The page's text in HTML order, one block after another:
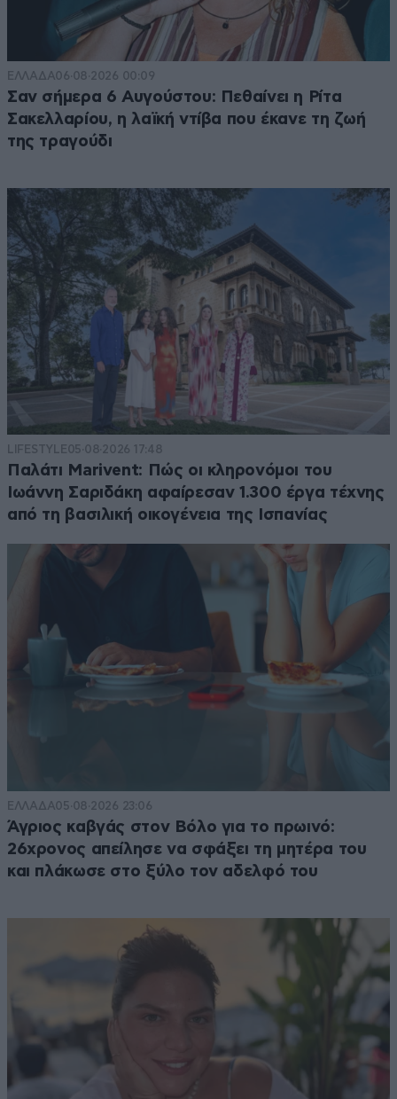
ΕΛΛΑΔΑ06·08·2026 00:09
Σαν σήμερα 6 Αυγούστου: Πεθαίνει η Ρίτα
Σακελλαρίου, η λαϊκή ντίβα που έκανε τη ζωή
της τραγούδι
LIFESTYLE05·08·2026 17:48
Παλάτι Marivent: Πώς οι κληρονόμοι του
Ιωάννη Σαριδάκη αφαίρεσαν 1.300 έργα τέχνης
από τη βασιλική οικογένεια της Ισπανίας
ΕΛΛΑΔΑ05·08·2026 23:06
Άγριος καβγάς στον Βόλο για το πρωινό:
26χρονος απείλησε να σφάξει τη μητέρα του
και πλάκωσε στο ξύλο τον αδελφό του